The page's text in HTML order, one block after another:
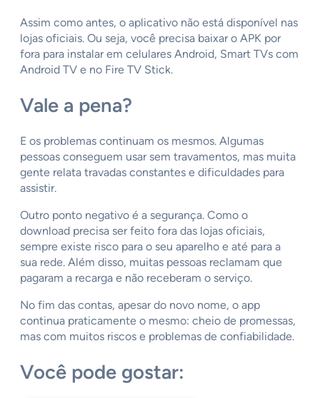
Assim como antes, o aplicativo não está disponível nas
lojas oficiais. Ou seja, você precisa baixar o APK por
fora para instalar em celulares Android, Smart TVs com
Android TV e no Fire TV Stick.
Vale a pena?
E os problemas continuam os mesmos. Algumas
pessoas conseguem usar sem travamentos, mas muita
gente relata travadas constantes e dificuldades para
assistir.
Outro ponto negativo é a segurança. Como o
download precisa ser feito fora das lojas oficiais,
sempre existe risco para o seu aparelho e até para a
sua rede. Além disso, muitas pessoas reclamam que
pagaram a recarga e não receberam o serviço.
No fim das contas, apesar do novo nome, o app
continua praticamente o mesmo: cheio de promessas,
mas com muitos riscos e problemas de confiabilidade.
Você pode gostar: